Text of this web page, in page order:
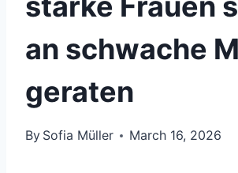
an schwache
geraten
By Sofia Müller March 16, 2026